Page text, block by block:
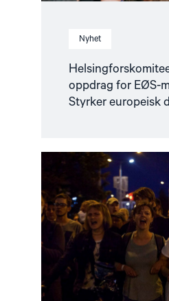
Nyhet
oppdrag for EØS-
Styrker europeisk
må
ta
på